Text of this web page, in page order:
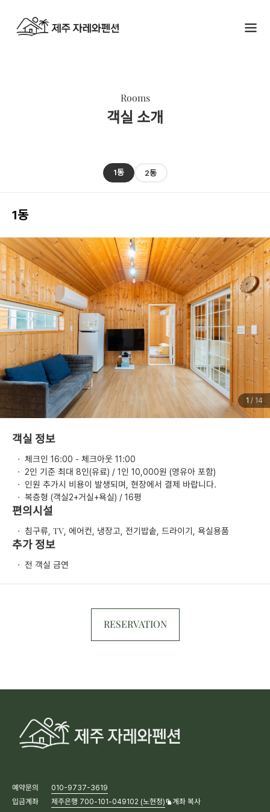
Rooms
객실 소개
1동 2동
1동
1 / 14
객실 정보
· 체크인 16:00 - 체크아웃 11:00
·
2인 기준 최대 8인(유료) / 1인 10,000원 (영유아 포함)
·
인원 추가시 비용이 발생되며, 현장에서 결제 바랍니다.
· 복층형 (객실2+거실+욕실) / 16평
편의시설
· 침구류, TV, 에어컨, 냉장고, 전기밥솥, 드라이기, 욕실용품
추가 정보
· 전 객실 금연
RESERVATION
예약문의
010-9737-3619
입금계좌
제주은행 700-101-049102 (노현정)
계좌 복사